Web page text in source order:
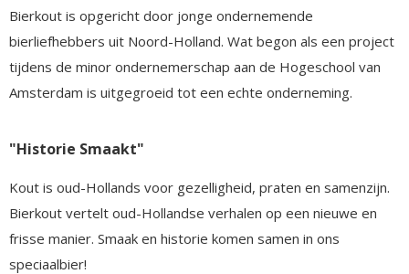
Bierkout is opgericht door jonge ondernemende
bierliefhebbers uit Noord-Holland. Wat begon als een project
tijdens de minor ondernemerschap aan de Hogeschool van
Amsterdam is uitgegroeid tot een echte onderneming.
"Historie Smaakt"
Kout is oud-Hollands voor gezelligheid, praten en samenzijn.
Bierkout vertelt oud-Hollandse verhalen op een nieuwe en
frisse manier. Smaak en historie komen samen in ons
speciaalbier!